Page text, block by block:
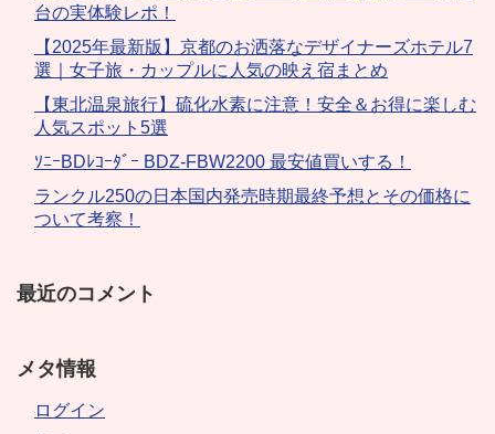
台の実体験レポ！
【2025年最新版】京都のお洒落なデザイナーズホテル7
選｜女子旅・カップルに人気の映え宿まとめ
【東北温泉旅行】硫化水素に注意！安全＆お得に楽しむ
人気スポット5選
ｿﾆｰBDﾚｺｰﾀﾞｰ BDZ-FBW2200 最安値買いする！
ランクル250の日本国内発売時期最終予想とその価格に
ついて考察！
最近のコメント
メタ情報
ログイン